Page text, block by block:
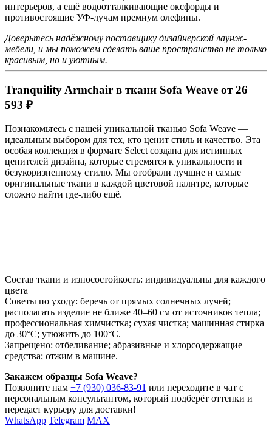
интерьеров, а ещё водоотталкивающие оксфорды и
противостоящие УФ-лучам премиум олефины.
Доверьтесь надёжному поставщику дизайнерской лаунж-
мебели, и мы поможем сделать ваше пространство не только
красивым, но и уютным.
Tranquility Armchair в ткани Sofa Weave от 26
593 ₽
Познакомьтесь с нашей уникальной тканью Sofa Weave —
идеальным выбором для тех, кто ценит стиль и качество. Эта
особая коллекция в формате Select создана для истинных
ценителей дизайна, которые стремятся к уникальности и
безукоризненному стилю. Мы отобрали лучшие и самые
оригинальные ткани в каждой цветовой палитре, которые
сложно найти где-либо ещё.
Состав ткани и износостойкость: индивидуальны для каждого
цвета
Советы по уходу: беречь от прямых солнечных лучей;
располагать изделие не ближе 40–60 см от источников тепла;
профессиональная химчистка; сухая чистка; машинная стирка
до 30°C; утюжить до 100°C.
Запрещено: отбеливание; абразивные и хлорсодержащие
средства; отжим в машине.
Закажем образцы Sofa Weave?
Позвоните нам +7 (930) 036-83-91 или переходите в чат с
персональным консультантом, который подберёт оттенки и
передаст курьеру для доставки!
WhatsApp Telegram MAX